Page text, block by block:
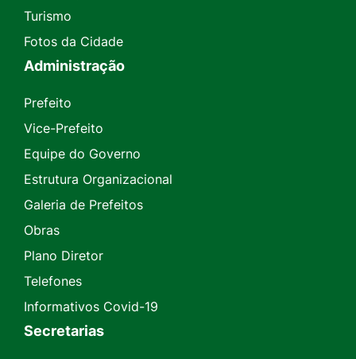
Turismo
Fotos da Cidade
Administração
Prefeito
Vice-Prefeito
Equipe do Governo
Estrutura Organizacional
Galeria de Prefeitos
Obras
Plano Diretor
Telefones
Informativos Covid-19
Secretarias